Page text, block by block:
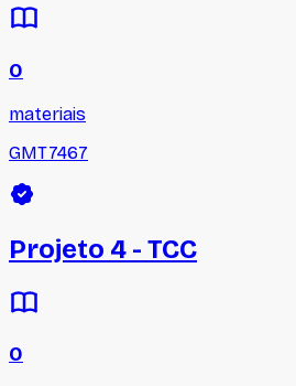
0
materiais
GMT7467
Projeto 4 - TCC
0